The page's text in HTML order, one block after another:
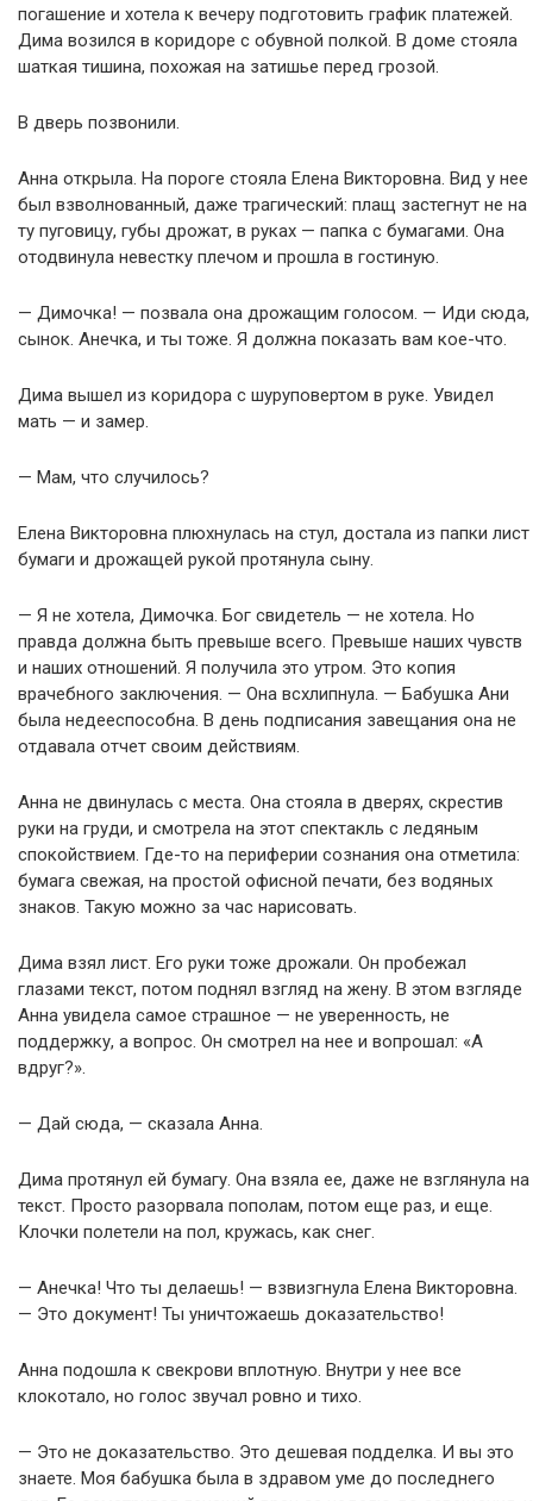
погашение и хотела к вечеру подготовить график платежей.
Дима возился в коридоре с обувной полкой. В доме стояла
шаткая тишина, похожая на затишье перед грозой.
В дверь позвонили.
Анна открыла. На пороге стояла Елена Викторовна. Вид у нее
был взволнованный, даже трагический: плащ застегнут не на
ту пуговицу, губы дрожат, в руках — папка с бумагами. Она
отодвинула невестку плечом и прошла в гостиную.
— Димочка! — позвала она дрожащим голосом. — Иди сюда,
сынок. Анечка, и ты тоже. Я должна показать вам кое-что.
Дима вышел из коридора с шуруповертом в руке. Увидел
мать — и замер.
— Мам, что случилось?
Елена Викторовна плюхнулась на стул, достала из папки лист
бумаги и дрожащей рукой протянула сыну.
— Я не хотела, Димочка. Бог свидетель — не хотела. Но
правда должна быть превыше всего. Превыше наших чувств
и наших отношений. Я получила это утром. Это копия
врачебного заключения. — Она всхлипнула. — Бабушка Ани
была недееспособна. В день подписания завещания она не
отдавала отчет своим действиям.
Анна не двинулась с места. Она стояла в дверях, скрестив
руки на груди, и смотрела на этот спектакль с ледяным
спокойствием. Где-то на периферии сознания она отметила:
бумага свежая, на простой офисной печати, без водяных
знаков. Такую можно за час нарисовать.
Дима взял лист. Его руки тоже дрожали. Он пробежал
глазами текст, потом поднял взгляд на жену. В этом взгляде
Анна увидела самое страшное — не уверенность, не
поддержку, а вопрос. Он смотрел на нее и вопрошал: «А
вдруг?».
— Дай сюда, — сказала Анна.
Дима протянул ей бумагу. Она взяла ее, даже не взглянула на
текст. Просто разорвала пополам, потом еще раз, и еще.
Клочки полетели на пол, кружась, как снег.
— Анечка! Что ты делаешь! — взвизгнула Елена Викторовна.
— Это документ! Ты уничтожаешь доказательство!
Анна подошла к свекрови вплотную. Внутри у нее все
клокотало, но голос звучал ровно и тихо.
— Это не доказательство. Это дешевая подделка. И вы это
знаете. Моя бабушка была в здравом уме до последнего